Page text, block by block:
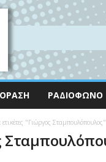
ΡΑΔΙΌΦΩΝΟ
"Γιώργος Σταμπουλόπουλος"